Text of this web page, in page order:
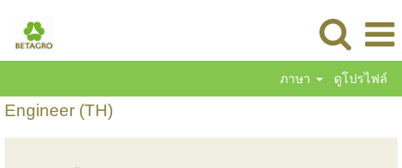
ภาษา ดูโปรไฟล์
Engineer (TH)